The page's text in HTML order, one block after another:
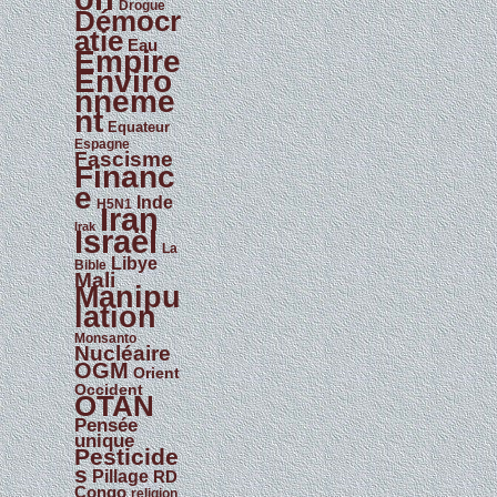
Drogue
Démocr
atie Eau
Empire
Enviro
nneme
nt Equateur
Espagne
Fascisme
Financ
e H5N1 Inde
Irak Iran
Israël La
Bible Libye
Mali
Manipu
lation
Monsanto
Nucléaire
OGM Orient
Occident
OTAN
Pensée
unique
Pesticide
s Pillage RD
Congo